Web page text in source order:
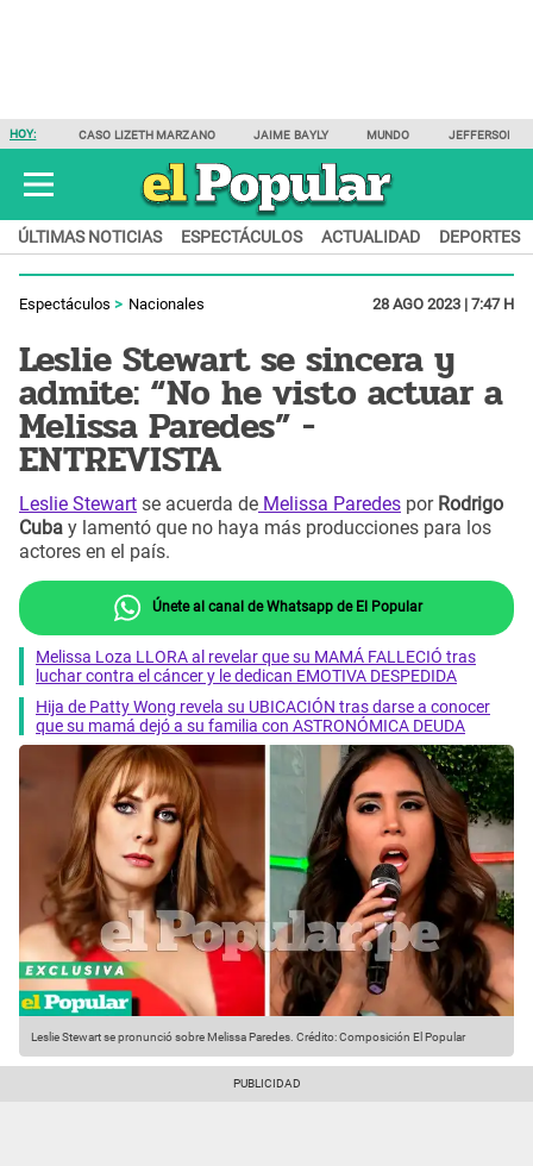
HOY: CASO LIZETH MARZANO JAIME BAYLY MUNDO JEFFERSON
ÚLTIMAS NOTICIAS ESPECTÁCULOS ACTUALIDAD DEPORTES
Espectáculos Nacionales 28 AGO 2023 | 7:47 H
Leslie Stewart se sincera y
admite: “No he visto actuar a
Melissa Paredes” -
ENTREVISTA
Leslie Stewart se acuerda de Melissa Paredes por Rodrigo
Cuba y lamentó que no haya más producciones para los
actores en el país.
Únete al canal de Whatsapp de El Popular
Melissa Loza LLORA al revelar que su MAMÁ FALLECIÓ tras
luchar contra el cáncer y le dedican EMOTIVA DESPEDIDA
Hija de Patty Wong revela su UBICACIÓN tras darse a conocer
que su mamá dejó a su familia con ASTRONÓMICA DEUDA
Leslie Stewart se pronunció sobre Melissa Paredes. Crédito: Composición El Popular